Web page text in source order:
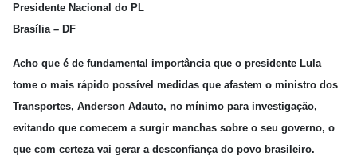
Presidente Nacional do PL
Brasília – DF
Acho que é de fundamental importância que o presidente Lula
tome o mais rápido possível medidas que afastem o ministro dos
Transportes, Anderson Adauto, no mínimo para investigação,
evitando que comecem a surgir manchas sobre o seu governo, o
que com certeza vai gerar a desconfiança do povo brasileiro.